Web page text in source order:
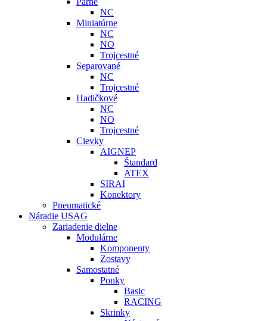
NC
Miniatúrne
NC
NO
Trojcestné
Separované
NC
Trojcestné
Hadičkové
NC
NO
Trojcestné
Cievky
AIGNEP
Štandard
ATEX
SIRAI
Konektory
Pneumatické
Náradie USAG
Zariadenie dielne
Modulárne
Komponenty
Zostavy
Samostatné
Ponky
Basic
RACING
Skrinky